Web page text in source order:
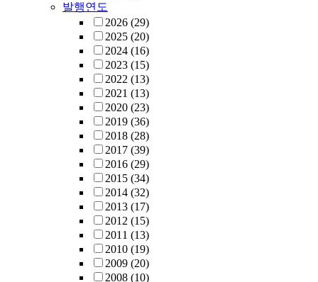
발행연도
2026 (29)
2025 (20)
2024 (16)
2023 (15)
2022 (13)
2021 (13)
2020 (23)
2019 (36)
2018 (28)
2017 (39)
2016 (29)
2015 (34)
2014 (32)
2013 (17)
2012 (15)
2011 (13)
2010 (19)
2009 (20)
2008 (10)